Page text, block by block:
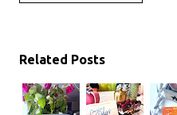
Related Posts